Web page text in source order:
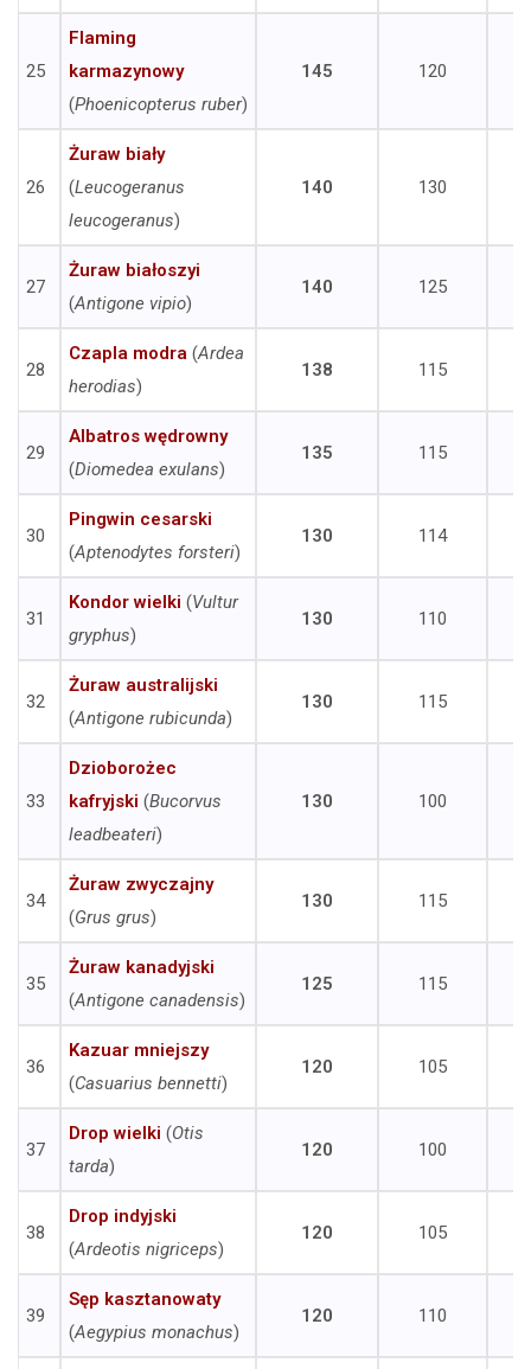
25
Flaming
karmazynowy
(Phoenicopterus ruber)
145 120
26
Żuraw biały
(Leucogeranus
leucogeranus)
140 130
27
Żuraw białoszyi
(Antigone vipio)
140 125
28
Czapla modra (Ardea
herodias)
138 115
29
Albatros wędrowny
(Diomedea exulans)
135 115
30
Pingwin cesarski
(Aptenodytes forsteri)
130 114
31
Kondor wielki (Vultur
gryphus)
130 110
32
Żuraw australijski
(Antigone rubicunda)
130 115
33
Dzioborożec
kafryjski (Bucorvus
leadbeateri)
130 100
34
Żuraw zwyczajny
(Grus grus)
130 115
35
Żuraw kanadyjski
(Antigone canadensis)
125 115
36
Kazuar mniejszy
(Casuarius bennetti)
120 105
37
Drop wielki (Otis
tarda)
120 100
38
Drop indyjski
(Ardeotis nigriceps)
120 105
39
Sęp kasztanowaty
(Aegypius monachus)
120 110